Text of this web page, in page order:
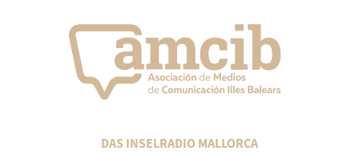
DAS INSELRADIO MALLORCA